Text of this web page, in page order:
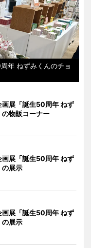
年 ねずみくんのチョ
展「誕生50周年 ねず
物販コーナー
展「誕生50周年 ねず
の展示
展「誕生50周年 ねず
の展示